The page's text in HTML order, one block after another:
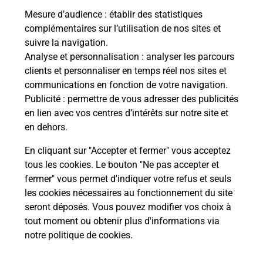
Mesure d’audience : établir des statistiques
complémentaires sur l’utilisation de nos sites et
suivre la navigation.
Analyse et personnalisation : analyser les parcours
clients et personnaliser en temps réel nos sites et
communications en fonction de votre navigation.
Publicité : permettre de vous adresser des publicités
en lien avec vos centres d’intérêts sur notre site et
en dehors.
En cliquant sur "Accepter et fermer" vous acceptez
tous les cookies. Le bouton "Ne pas accepter et
fermer" vous permet d'indiquer votre refus et seuls
les cookies nécessaires au fonctionnement du site
seront déposés. Vous pouvez modifier vos choix à
tout moment ou obtenir plus d'informations via
notre politique de cookies.
Boîte aux Lettres La Poste
Prochaine collecte du courriersamedi à 12h00
1 Rue De La Chapelle Fondue
79600 Airvault
Le lien s'ouvre dans un nouvel onglet
Localiser Liste Boîtes aux lettres Deux-Sèvres Airvault